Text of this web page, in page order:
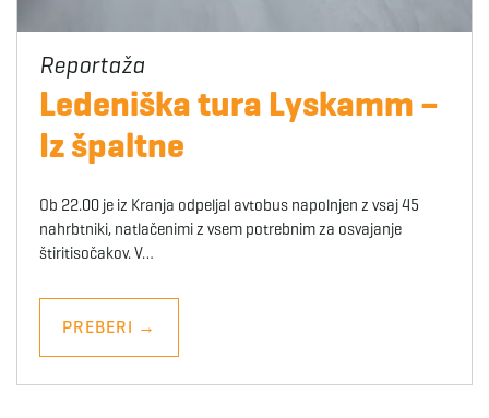
Ledeniška tura Lyskamm –
Iz špaltne
Ob 22.00 je iz Kranja odpeljal avtobus napolnjen z vsaj 45
nahrbtniki, natlačenimi z vsem potrebnim za osvajanje
štiritisočakov. V…
PREBERI →